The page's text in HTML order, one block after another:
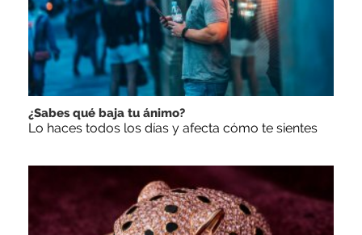
¿Sabes qué baja tu ánimo?
Lo haces todos los días y afecta cómo te sientes